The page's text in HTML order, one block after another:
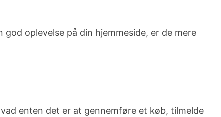
oplevelse på din hjemmeside, er de mere
enten det er at gennemføre et køb, tilmelde